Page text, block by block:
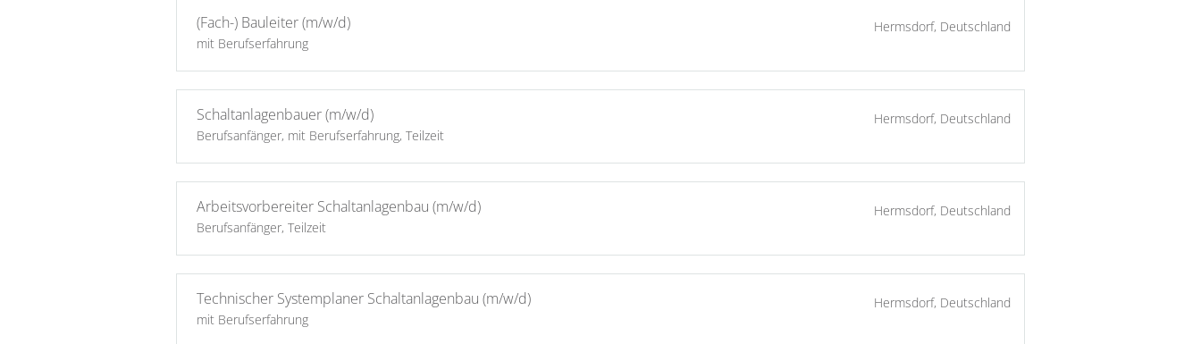
(Fach-) Bauleiter (m/w/d)
mit Berufserfahrung
Hermsdorf, Deutschland
Schaltanlagenbauer (m/w/d)
Berufsanfänger, mit Berufserfahrung, Teilzeit
Hermsdorf, Deutschland
Arbeitsvorbereiter Schaltanlagenbau (m/w/d)
Berufsanfänger, Teilzeit
Hermsdorf, Deutschland
Technischer Systemplaner Schaltanlagenbau (m/w/d)
mit Berufserfahrung
Hermsdorf, Deutschland